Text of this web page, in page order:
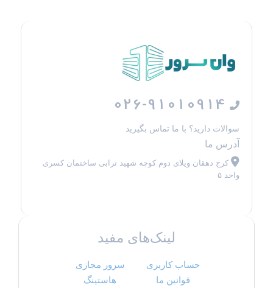
026-91010914
سوالات دارید؟ با ما تماس بگیرید
آدرس ما
کرج دهقان ویلای دوم کوچه شهید ترابی ساختمان کسری
واحد ۵
لینک‌های مفید
حساب کاربری
قوانین ما
سرور مجازی
هاستینگ